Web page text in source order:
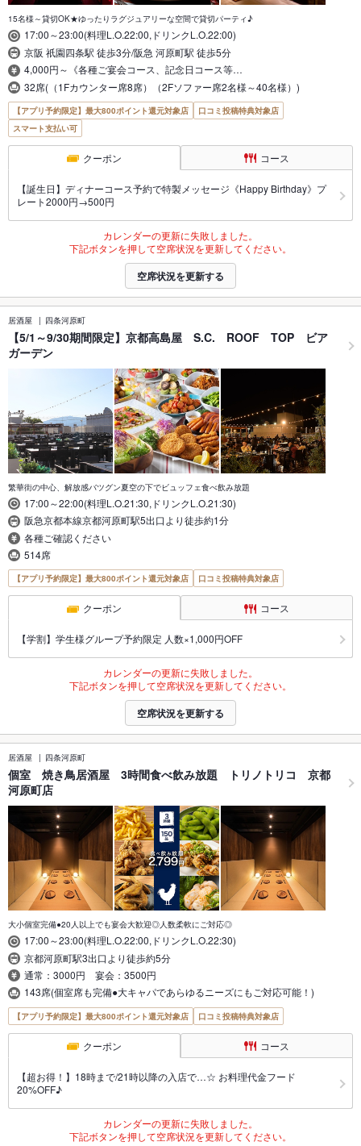
15名様～貸切OK★ゆったりラグジュアリーな空間で貸切パーティ♪
17:00～23:00(料理L.O.22:00,ドリンクL.O.22:00)
京阪 祇園四条駅 徒歩3分/阪急 河原町駅 徒歩5分
4,000円～《各種ご宴会コース、記念日コース等…
32席(（1Fカウンター席8席）（2Fソファー席2名様～40名様）)
【アプリ予約限定】最大800ポイント還元対象店
口コミ投稿特典対象店
スマート支払い可
クーポン コース
【誕生日】ディナーコース予約で特製メッセージ《Happy Birthday》プ
レート2000円→500円
カレンダーの更新に失敗しました。
下記ボタンを押して空席状況を更新してください。
空席状況を更新する
居酒屋 四条河原町
【5/1～9/30期間限定】京都高島屋 S.C. ROOF TOP ビア
ガーデン
繁華街の中心、解放感バツグン夏空の下でビュッフェ食べ飲み放題
17:00～22:00(料理L.O.21:30,ドリンクL.O.21:30)
阪急京都本線京都河原町駅5出口より徒歩約1分
各種ご確認ください
514席
【アプリ予約限定】最大800ポイント還元対象店 口コミ投稿特典対象店
クーポン コース
【学割】学生様グループ予約限定 人数×1,000円OFF
カレンダーの更新に失敗しました。
下記ボタンを押して空席状況を更新してください。
空席状況を更新する
居酒屋 四条河原町
個室 焼き鳥居酒屋 3時間食べ飲み放題 トリノトリコ 京都
河原町店
大小個室完備●20人以上でも宴会大歓迎◎人数柔軟にご対応◎
17:00～23:00(料理L.O.22:00,ドリンクL.O.22:30)
京都河原町駅3出口より徒歩約5分
通常：3000円 宴会：3500円
143席(個室席も完備●大キャパであらゆるニーズにもご対応可能！)
【アプリ予約限定】最大800ポイント還元対象店 口コミ投稿特典対象店
クーポン コース
【超お得！】18時まで/21時以降の入店で…☆ お料理代金フード
20%OFF♪
カレンダーの更新に失敗しました。
下記ボタンを押して空席状況を更新してください。